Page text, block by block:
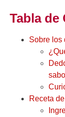
Tabla de
Sobre los
Receta